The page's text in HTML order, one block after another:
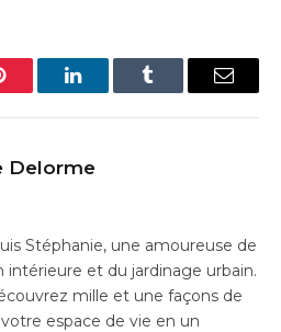
LinkedInTumblr Email
Delorme
Stéphanie, une amoureuse de
intérieure et du jardinage urbain.
mille et une façons de
espace de vie en un